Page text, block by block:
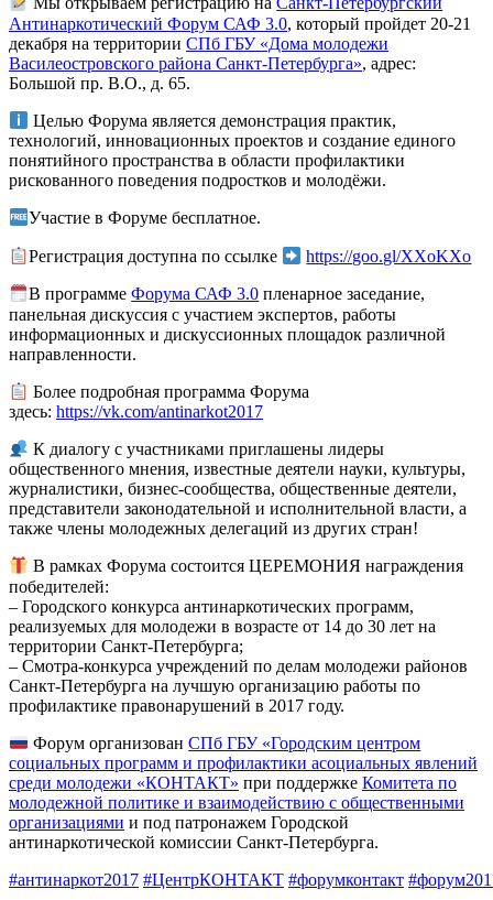
Антинаркотический Форум САФ 3.0, который пройдет 20-21
декабря на территории СПб ГБУ «Дома молодежи
Василеостровского района Санкт-Петербурга», адрес:
Большой пр. В.О., д. 65.
Целью Форума является демонстрация практик,
технологий, инновационных проектов и создание единого
понятийного пространства в области профилактики
рискованного поведения подростков и молодёжи.
Участие в Форуме бесплатное.
Регистрация доступна по ссылке https://goo.gl/XXoKXo
В программеФорума САФ 3.0 пленарное заседание,
панельная дискуссия с участием экспертов, работы
информационных и дискуссионных площадок различной
направленности.
Более подробная программа Форума
здесь: https://vk.com/antinarkot2017
К диалогу с участниками приглашены лидеры
общественного мнения, известные деятели науки, культуры,
журналистики, бизнес-сообщества, общественные деятели,
представители законодательной и исполнительной власти, а
также члены молодежных делегаций из других стран!
В рамках Форума состоится ЦЕРЕМОНИЯ награждения
победителей:
– Городского конкурса антинаркотических программ,
реализуемых для молодежи в возрасте от 14 до 30 лет на
территории Санкт-Петербурга;
– Смотра-конкурса учреждений по делам молодежи районов
Санкт-Петербурга на лучшую организацию работы по
профилактике правонарушений в 2017 году.
Форум организованСПб ГБУ «Городским центром
социальных программ и профилактики асоциальных явлений
среди молодежи «КОНТАКТ» при поддержке Комитета по
молодежной политике и взаимодействию с общественными
организациями и под патронажем Городской
антинаркотической комиссии Санкт-Петербурга.
#антинаркот2017 #ЦентрКОНТАКТ #форумконтакт